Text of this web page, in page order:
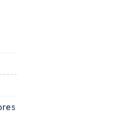
+ Globo